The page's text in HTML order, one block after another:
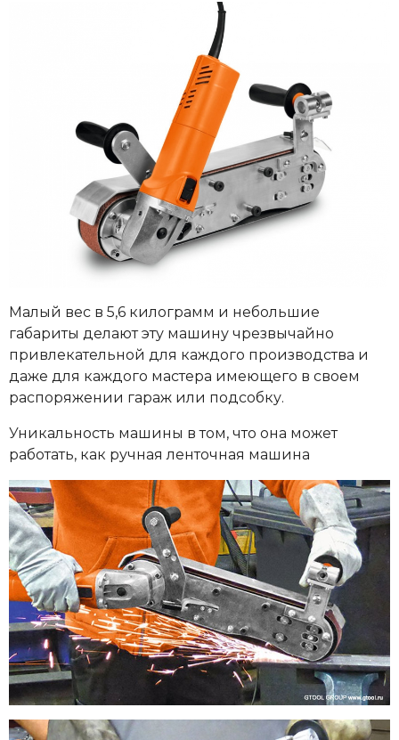
Малый вес в 5,6 килограмм и небольшие
габариты делают эту машину чрезвычайно
привлекательной для каждого производства и
даже для каждого мастера имеющего в своем
распоряжении гараж или подсобку.
Уникальность машины в том, что она может
работать, как ручная ленточная машина